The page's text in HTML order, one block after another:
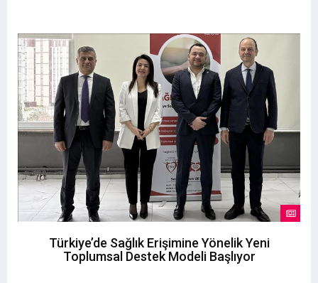
Türkiye’de Sağlık Erişimine Yönelik Yeni
Toplumsal Destek Modeli Başlıyor